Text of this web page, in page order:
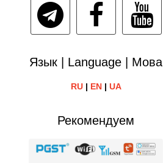
Язык | Language | Мова
RU| EN| UA
Рекомендуем